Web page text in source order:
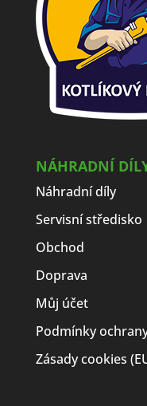
NÁHRADNÍ
Náhradní díly
Servisní středisko
Obchod
Doprava
Můj účet
Podmínky
Zásady cookies